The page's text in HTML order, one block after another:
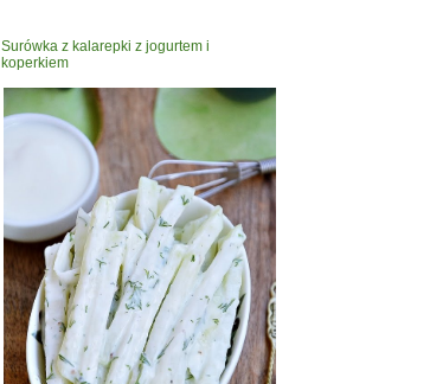
Surówka z kalarepki z jogurtem i
koperkiem